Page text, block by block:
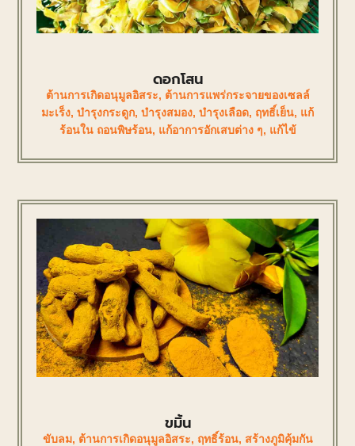
ดอกโสน
ต้านการเกิดอนุมูลอิสระ, ต้านการแพร่กระจายของเซลล์
มะเร็ง, บำรุงกระดูก, บำรุงสมอง, บำรุงเลือด, ฤทธิ์เย็น, แก้
ร้อนใน ถอนพิษร้อน, แก้อาการอักเสบต่าง ๆ, แก้ไข้
ขมิ้น
ขับลม, ต้านการเกิดอนุมูลอิสระ, ฤทธิ์ร้อน, สร้างภูมิคุ้มกัน